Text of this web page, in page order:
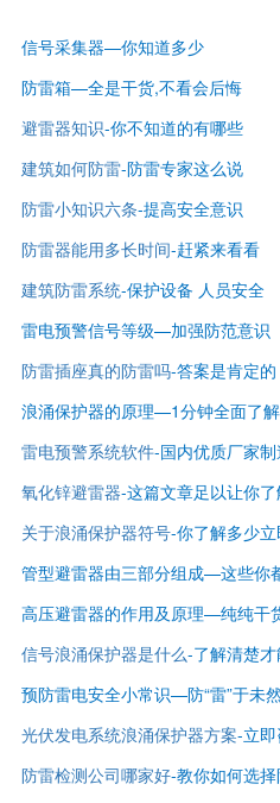
信号采集器—你知道多少
防雷箱—全是干货,不看会后悔
避雷器知识-你不知道的有哪些
建筑如何防雷-防雷专家这么说
防雷小知识六条-提高安全意识
防雷器能用多长时间-赶紧来看看
建筑防雷系统-保护设备 人员安全
雷电预警信号等级—加强防范意识
防雷插座真的防雷吗-答案是肯定的
浪涌保护器的原理—1分钟全面了解
雷电预警系统软件-国内优质厂家制
氧化锌避雷器-这篇文章足以让你
关于浪涌保护器符号-你了解多少
管型避雷器由三部分组成—这些你
高压避雷器的作用及原理—纯纯干
信号浪涌保护器是什么-了解清楚
预防雷电安全小常识—防“雷”于未
光伏发电系统浪涌保护器方案-立
防雷检测公司哪家好-教你如何选